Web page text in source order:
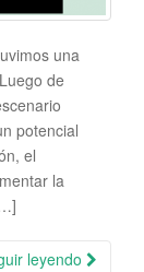
una
de
potencial
el
la
leyendo